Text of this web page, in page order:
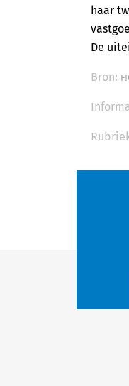
haar
De
Bron: